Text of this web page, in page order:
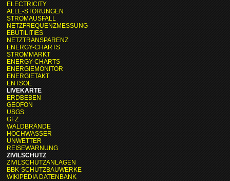
ELECTRICITY
ALLE-STÖRUNGEN
STROMAUSFALL
NETZFREQUENZMESSUNG
EBUTILITIES
NETZTRANSPARENZ
ENERGY-CHARTS
STROMMARKT
ENERGY-CHARTS
ENERGIEMONITOR
ENERGIETAKT
ENTSOE
LIVEKARTE
ERDBEBEN
GEOFON
USGS
GFZ
WALDBRÄNDE
HOCHWASSER
UNWETTER
REISEWARNUNG
ZIVILSCHUTZ
ZIVILSCHUTZANLAGEN
BBK-SCHUTZBAUWERKE
WIKIPEDIA DATENBANK